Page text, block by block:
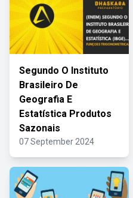
Segundo O Instituto
Brasileiro De
Geografia E
Estatística Produtos
Sazonais
07 September 2024